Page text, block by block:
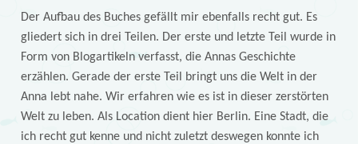
Der Aufbau des Buches gefällt mir ebenfalls recht gut. Es
gliedert sich in drei Teilen. Der erste und letzte Teil wurde in
Form von Blogartikeln verfasst, die Annas Geschichte
erzählen. Gerade der erste Teil bringt uns die Welt in der
Anna lebt nahe. Wir erfahren wie es ist in dieser zerstörten
Welt zu leben. Als Location dient hier Berlin. Eine Stadt, die
ich recht gut kenne und nicht zuletzt deswegen konnte ich